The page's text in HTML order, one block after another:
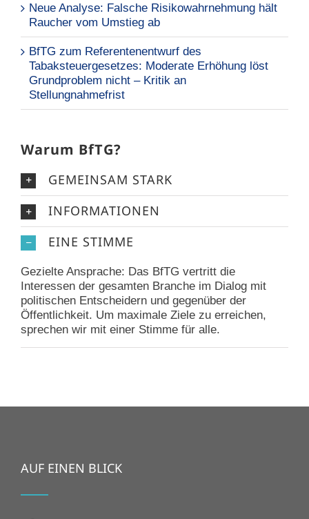
Neue Analyse: Falsche Risikowahrnehmung hält
Raucher vom Umstieg ab
BfTG zum Referentenentwurf des
Tabaksteuergesetzes: Moderate Erhöhung löst
Grundproblem nicht – Kritik an
Stellungnahmefrist
Warum BfTG?
GEMEINSAM STARK
INFORMATIONEN
EINE STIMME
Gezielte Ansprache: Das BfTG vertritt die
Interessen der gesamten Branche im Dialog mit
politischen Entscheidern und gegenüber der
Öffentlichkeit. Um maximale Ziele zu erreichen,
sprechen wir mit einer Stimme für alle.
AUF EINEN BLICK